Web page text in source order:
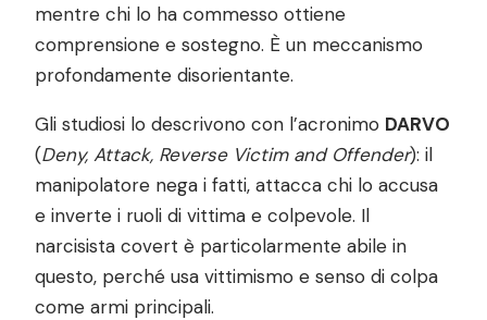
mentre chi lo ha commesso ottiene
comprensione e sostegno. È un meccanismo
profondamente disorientante.
Gli studiosi lo descrivono con l’acronimo DARVO
(Deny, Attack, Reverse Victim and Offender): il
manipolatore nega i fatti, attacca chi lo accusa
e inverte i ruoli di vittima e colpevole. Il
narcisista covert è particolarmente abile in
questo, perché usa vittimismo e senso di colpa
come armi principali.